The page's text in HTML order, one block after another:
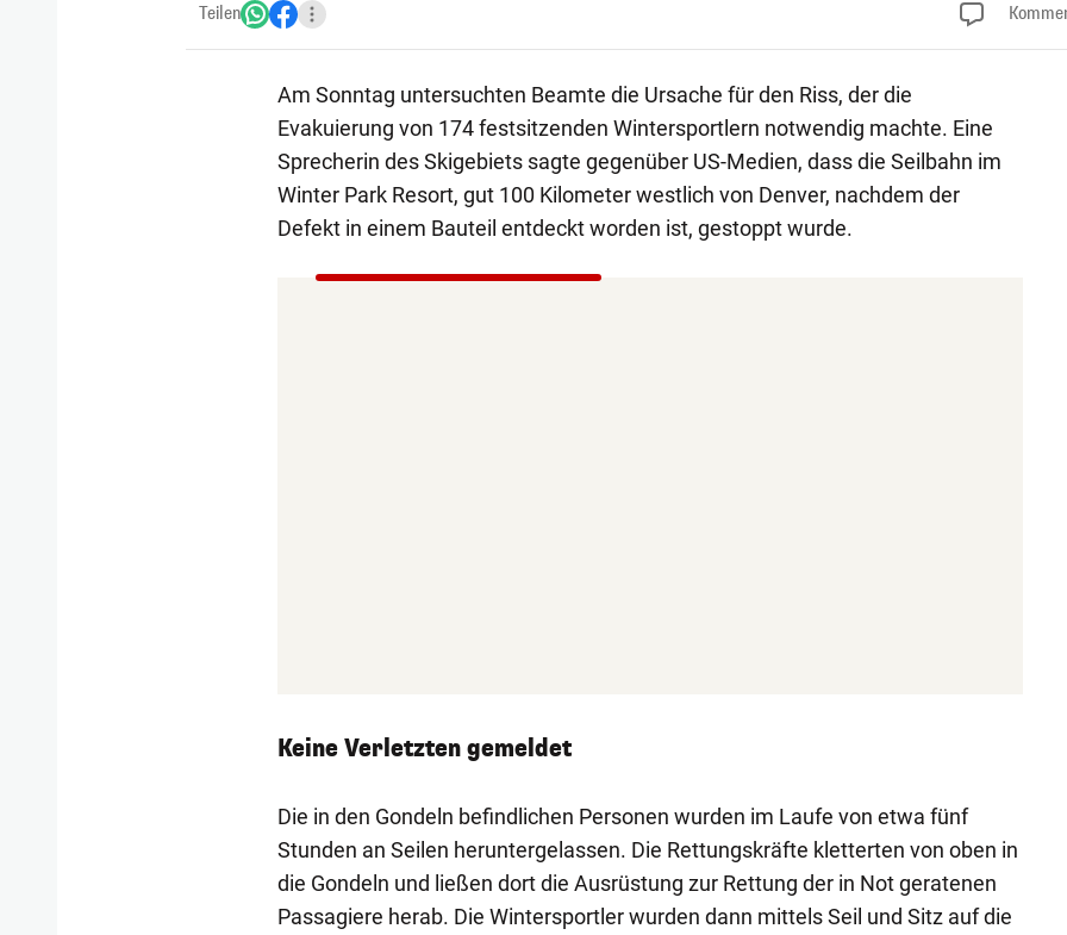
Teilen
Am Sonntag untersuchten Beamte die Ursache für den Riss, der die
Evakuierung von 174 festsitzenden Wintersportlern notwendig machte. Eine
Sprecherin des Skigebiets sagte gegenüber US-Medien, dass die Seilbahn im
Winter Park Resort, gut 100 Kilometer westlich von Denver, nachdem der
Defekt in einem Bauteil entdeckt worden ist, gestoppt wurde.
Keine Verletzten gemeldet
Die in den Gondeln befindlichen Personen wurden im Laufe von etwa fünf
Stunden an Seilen heruntergelassen. Die Rettungskräfte kletterten von oben in
die Gondeln und ließen dort die Ausrüstung zur Rettung der in Not geratenen
Passagiere herab. Die Wintersportler wurden dann mittels Seil und Sitz auf die